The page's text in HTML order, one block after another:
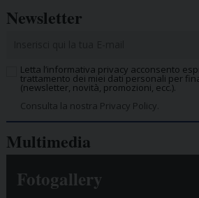
Newsletter
Letta l’informativa privacy acconsento
trattamento dei miei dati personali per
(newsletter, novità, promozioni, ecc.).
Consulta la nostra Privacy Policy.
Multimedia
Fotogallery